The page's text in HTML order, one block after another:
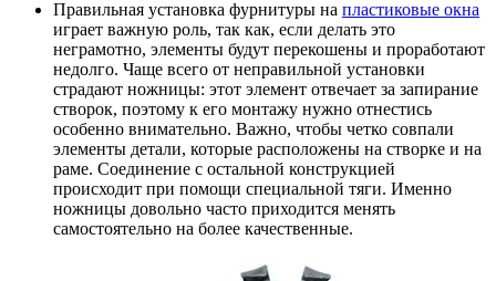
Правильная установка фурнитуры на пластиковые окна
играет важную роль, так как, если делать это
неграмотно, элементы будут перекошены и проработают
недолго. Чаще всего от неправильной установки
страдают ножницы: этот элемент отвечает за запирание
створок, поэтому к его монтажу нужно отнестись
особенно внимательно. Важно, чтобы четко совпали
элементы детали, которые расположены на створке и на
раме. Соединение с остальной конструкцией
происходит при помощи специальной тяги. Именно
ножницы довольно часто приходится менять
самостоятельно на более качественные.